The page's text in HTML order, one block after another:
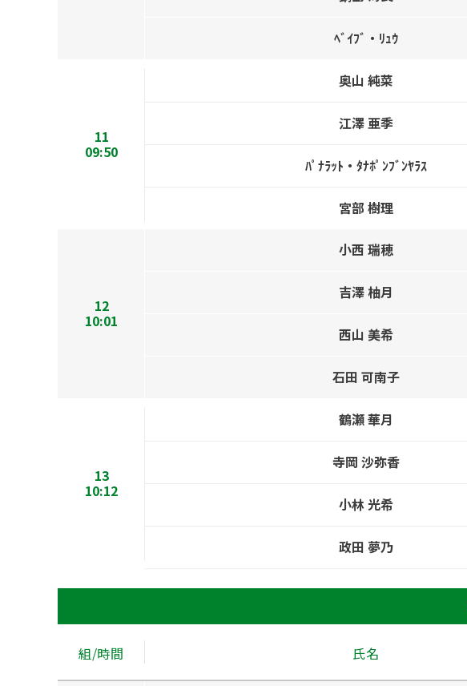
ﾍﾞｲﾌﾞ・ﾘｭｳ
11
09:50
奥山 純菜
江澤 亜季
ﾊﾟﾅﾗｯﾄ・ﾀﾅﾎﾟﾝﾌﾞﾝﾔﾗｽ
宮部 樹理
12
10:01
小西 瑞穂
吉澤 柚月
西山 美希
石田 可南子
13
10:12
鶴瀬 華月
寺岡 沙弥香
小林 光希
政田 夢乃
組/時間 氏名